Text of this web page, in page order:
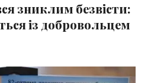
зниклим безвісти:
із добровольцем